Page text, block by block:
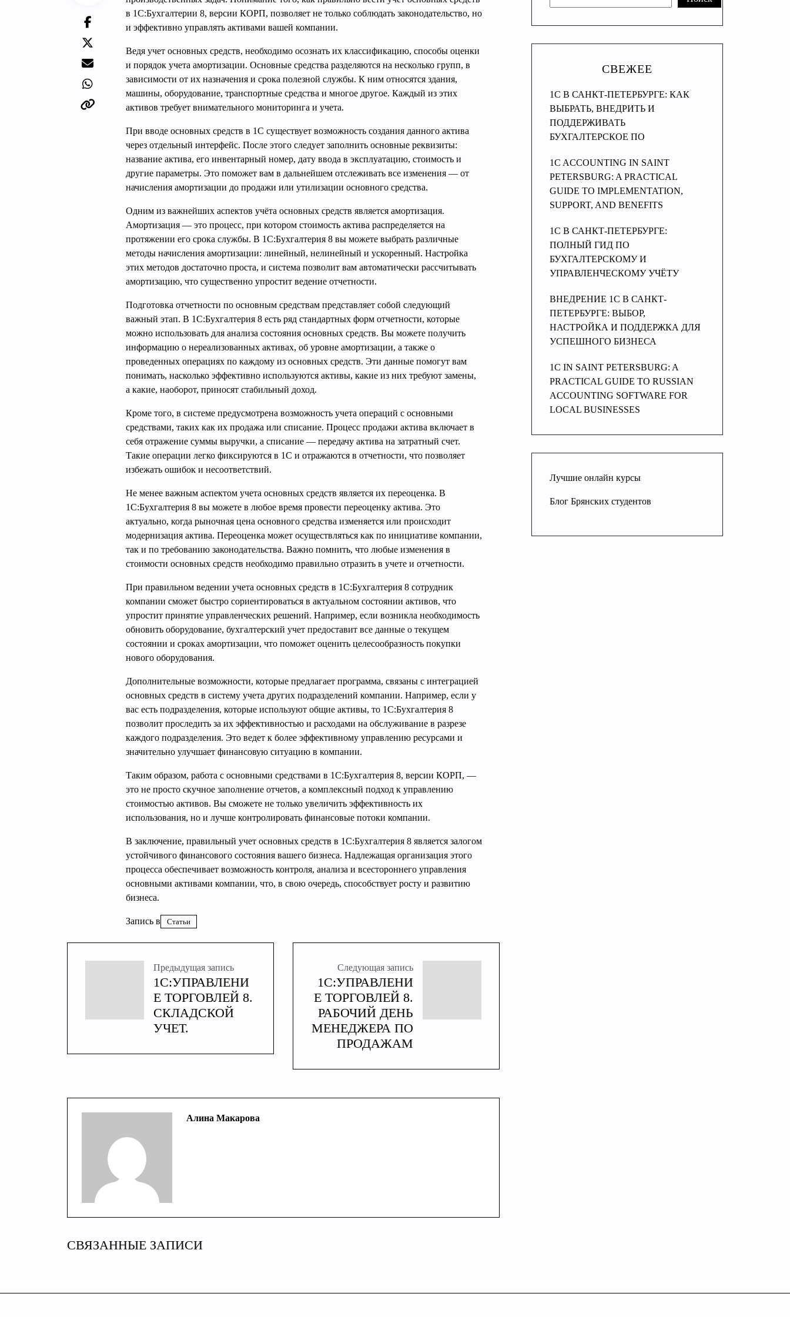
в 1С:Бухгалтерии 8, версии КОРП, позволяет не только соблюдать законодательство, но
и эффективно управлять активами вашей компании.
Ведя учет основных средств, необходимо осознать их классификацию, способы оценки
и порядок учета амортизации. Основные средства разделяются на несколько групп, в
зависимости от их назначения и срока полезной службы. К ним относятся здания,
машины, оборудование, транспортные средства и многое другое. Каждый из этих
активов требует внимательного мониторинга и учета.
При вводе основных средств в 1С существует возможность создания данного актива
через отдельный интерфейс. После этого следует заполнить основные реквизиты:
название актива, его инвентарный номер, дату ввода в эксплуатацию, стоимость и
другие параметры. Это поможет вам в дальнейшем отслеживать все изменения — от
начисления амортизации до продажи или утилизации основного средства.
Одним из важнейших аспектов учёта основных средств является амортизация.
Амортизация — это процесс, при котором стоимость актива распределяется на
протяжении его срока службы. В 1С:Бухгалтерия 8 вы можете выбрать различные
методы начисления амортизации: линейный, нелинейный и ускоренный. Настройка
этих методов достаточно проста, и система позволит вам автоматически рассчитывать
амортизацию, что существенно упростит ведение отчетности.
Подготовка отчетности по основным средствам представляет собой следующий
важный этап. В 1С:Бухгалтерия 8 есть ряд стандартных форм отчетности, которые
можно использовать для анализа состояния основных средств. Вы можете получить
информацию о нереализованных активах, об уровне амортизации, а также о
проведенных операциях по каждому из основных средств. Эти данные помогут вам
понимать, насколько эффективно используются активы, какие из них требуют замены,
а какие, наоборот, приносят стабильный доход.
Кроме того, в системе предусмотрена возможность учета операций с основными
средствами, таких как их продажа или списание. Процесс продажи актива включает в
себя отражение суммы выручки, а списание — передачу актива на затратный счет.
Такие операции легко фиксируются в 1С и отражаются в отчетности, что позволяет
избежать ошибок и несоответствий.
Не менее важным аспектом учета основных средств является их переоценка. В
1С:Бухгалтерия 8 вы можете в любое время провести переоценку актива. Это
актуально, когда рыночная цена основного средства изменяется или происходит
модернизация актива. Переоценка может осуществляться как по инициативе компании,
так и по требованию законодательства. Важно помнить, что любые изменения в
стоимости основных средств необходимо правильно отразить в учете и отчетности.
При правильном ведении учета основных средств в 1С:Бухгалтерия 8 сотрудник
компании сможет быстро сориентироваться в актуальном состоянии активов, что
упростит принятие управленческих решений. Например, если возникла необходимость
обновить оборудование, бухгалтерский учет предоставит все данные о текущем
состоянии и сроках амортизации, что поможет оценить целесообразность покупки
нового оборудования.
Дополнительные возможности, которые предлагает программа, связаны с интеграцией
основных средств в систему учета других подразделений компании. Например, если у
вас есть подразделения, которые используют общие активы, то 1С:Бухгалтерия 8
позволит проследить за их эффективностью и расходами на обслуживание в разрезе
каждого подразделения. Это ведет к более эффективному управлению ресурсами и
значительно улучшает финансовую ситуацию в компании.
Таким образом, работа с основными средствами в 1С:Бухгалтерия 8, версии КОРП, —
это не просто скучное заполнение отчетов, а комплексный подход к управлению
стоимостью активов. Вы сможете не только увеличить эффективность их
использования, но и лучше контролировать финансовые потоки компании.
В заключение, правильный учет основных средств в 1С:Бухгалтерия 8 является залогом
устойчивого финансового состояния вашего бизнеса. Надлежащая организация этого
процесса обеспечивает возможность контроля, анализа и всестороннего управления
основными активами компании, что, в свою очередь, способствует росту и развитию
бизнеса.
Запись в Статьи
Предыдущая запись
1С:УПРАВЛЕНИ
Е ТОРГОВЛЕЙ 8.
СКЛАДСКОЙ
УЧЕТ.
Следующая запись
1С:УПРАВЛЕНИ
Е ТОРГОВЛЕЙ 8.
РАБОЧИЙ ДЕНЬ
МЕНЕДЖЕРА ПО
ПРОДАЖАМ
Алина Макарова
СВЯЗАННЫЕ ЗАПИСИ
СВЕЖЕЕ
1С В САНКТ-ПЕТЕРБУРГЕ: КАК
ВЫБРАТЬ, ВНЕДРИТЬ И
ПОДДЕРЖИВАТЬ
БУХГАЛТЕРСКОЕ ПО
1C ACCOUNTING IN SAINT
PETERSBURG: A PRACTICAL
GUIDE TO IMPLEMENTATION,
SUPPORT, AND BENEFITS
1C В САНКТ-ПЕТЕРБУРГЕ:
ПОЛНЫЙ ГИД ПО
БУХГАЛТЕРСКОМУ И
УПРАВЛЕНЧЕСКОМУ УЧЁТУ
ВНЕДРЕНИЕ 1С В САНКТ-
ПЕТЕРБУРГЕ: ВЫБОР,
НАСТРОЙКА И ПОДДЕРЖКА ДЛЯ
УСПЕШНОГО БИЗНЕСА
1C IN SAINT PETERSBURG: A
PRACTICAL GUIDE TO RUSSIAN
ACCOUNTING SOFTWARE FOR
LOCAL BUSINESSES
Лучшие онлайн курсы
Блог Брянских студентов